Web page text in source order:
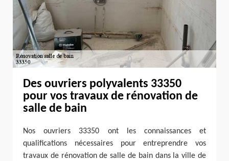
Des ouvriers polyvalents 33350
pour vos travaux de rénovation de
salle de bain
Nos ouvriers 33350 ont les connaissances et
qualifications nécessaires pour entreprendre vos
travaux de rénovation de salle de bain dans la ville de